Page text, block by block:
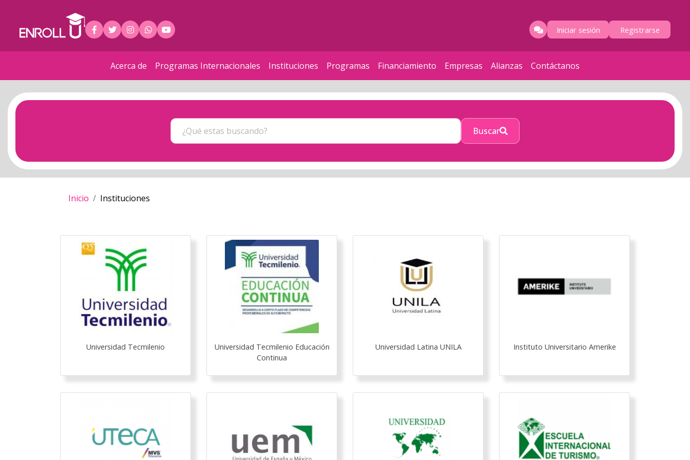
Iniciar sesión Registrarse
Acerca de Programas Internacionales Instituciones Programas Financiamiento Empresas Alianzas Contáctanos
Buscar
Inicio Instituciones
Universidad Tecmilenio
Universidad Tecmilenio Educación
Continua
Universidad Latina UNILA Instituto Universitario Amerike